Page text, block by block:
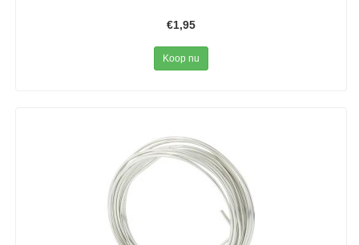
€1,95
Koop nu